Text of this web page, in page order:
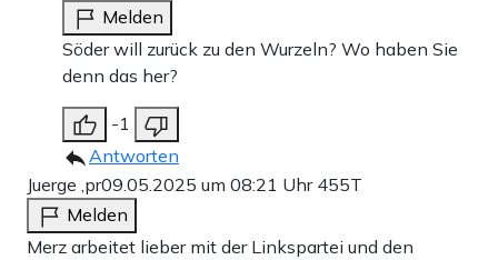
Melden
Söder will zurück zu den Wurzeln? Wo haben Sie
denn das her?
-1
Antworten
Juerge ,pr09.05.2025 um 08:21 Uhr 455T
Melden
Merz arbeitet lieber mit der Linkspartei und den